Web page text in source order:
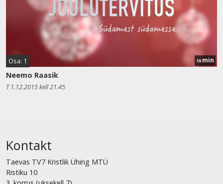
Osa: 1 10 min
Neemo Raasik
T 1.12.2015 kell 21.45
Kontakt
Taevas TV7 Kristlik Ühing MTÜ
Ristiku 10